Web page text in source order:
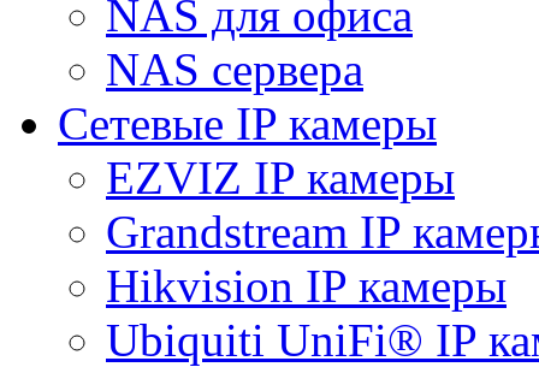
NAS для офиса
NAS сервера
Сетевые IP камеры
EZVIZ IP камеры
Grandstream IP
Hikvision IP камеры
Ubiquiti UniFi® IP